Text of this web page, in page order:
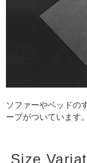
ソファーやベッドの
ープがついています。
Size